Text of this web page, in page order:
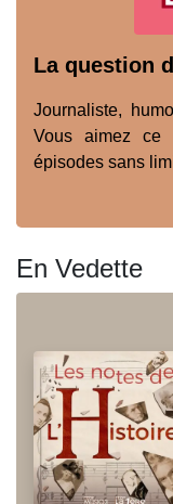
La question
Journaliste,
Vous aimez ce
épisodes sans
En Vedette